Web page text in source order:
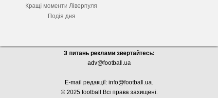
Кращі моменти Ліверпуля
Подія дня
З питань реклами звертайтесь:
adv@football.ua
E-mail редакції: info@football.ua.
© 2025 football Всі права захищені.